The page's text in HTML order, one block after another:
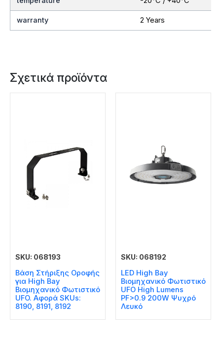
warranty 2 Years
Σχετικά προϊόντα
SKU: 068193
Βάση Στήριξης Οροφής
για High Bay
Βιομηχανικό Φωτιστικό
UFO. Αφορά SKUs:
8190, 8191, 8192
SKU: 068192
LED High Bay
Βιομηχανικό Φωτιστικό
UFO High Lumens
PF>0.9 200W Ψυχρό
Λευκό